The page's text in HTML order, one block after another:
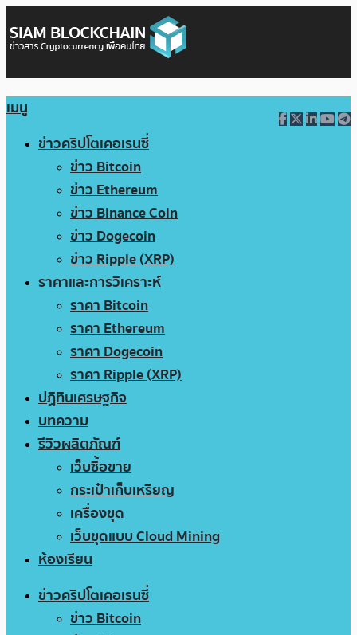
เมนู
ข่าวคริปโตเคอเรนซี่
ข่าว Bitcoin
ข่าว Ethereum
ข่าว Binance Coin
ข่าว Dogecoin
ข่าว Ripple (XRP)
ราคาและการวิเคราะห์
ราคา Bitcoin
ราคา Ethereum
ราคา Dogecoin
ราคา Ripple (XRP)
ปฏิทินเศรษฐกิจ
บทความ
รีวิวผลิตภัณฑ์
เว็บซื้อขาย
กระเป๋าเก็บเหรียญ
เครื่องขุด
เว็บขุดแบบ Cloud Mining
ห้องเรียน
ข่าวคริปโตเคอเรนซี่
ข่าว Bitcoin